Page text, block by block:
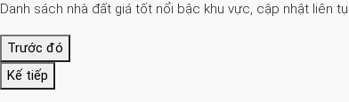
Danh sách nhà đất giá tốt nổi bậc khu vực, cập nhật liên
Trước đó
Kế tiếp